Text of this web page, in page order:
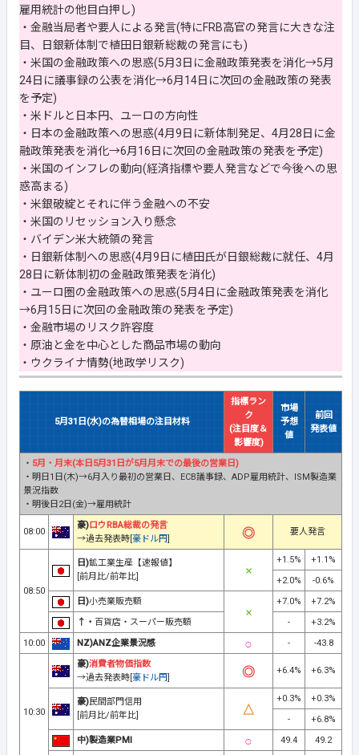
雇用統計の他目白押し)
・金融当局者や要人による発言(特にFRB高官の発言に大きな注
目、日銀新体制で植田日銀新総裁の発言にも)
・米国の金融政策への思惑(5月3日に金融政策発表を消化→5月
24日に議事録の公表を消化→6月14日に次回の金融政策の発表
を予定)
・米ドルと日本円、ユーロの方向性
・日本の金融政策への思惑(4月9日に新体制発足、4月28日に金
融政策発表を消化→6月16日に次回の金融政策の発表を予定)
・米国のインフレの動向(経済指標や要人発言などで今後への思
惑高まる)
・米銀破綻とそれに伴う金融への不安
・米国のリセッション入り懸念
・バイデン米大統領の発言
・日銀新体制への思惑(4月9日に植田氏が日銀総裁に就任、4月
28日に新体制初の金融政策発表を消化)
・ユーロ圏の金融政策への思惑(5月4日に金融政策発表を消化
→6月15日に次回の金融政策の発表を予定)
・金融市場のリスク許容度
・原油と金を中心とした商品市場の動向
・ウクライナ情勢(地政学リスク)
5月31日(水)の為替相場の注目材料
指標ラン
ク
(注目度＆
影響度)
市場
予想
値
前回
発表値
・ 5月・月末(本日5月31日が5月月末での最後の営業日)
・明日1日(木)→6月入り最初の営業日、ECB議事録、ADP雇用統計、ISM製造業
景況指数
・明後日2日(金)→雇用統計
08:00
豪) ロウRBA総裁の発言
→過去発表時[ 豪ドル円
要人発言
08:50
日)鉱工業生産【速報値】
[前月比/前年比]
+1.5%
+1.1%
+2.0%
-0.6%
日)小売業販売額 +7.0%
+7.2%
↑・ 百貨店・スーパー販売額 -
+3.2%
10:00
NZ)ANZ企業景況感 - -43.8
10:30
豪)消費者物価指数
→過去発表時[ 豪ドル円
+6.4% +6.3%
豪)民間部門信用
[前月比/前年比]
+0.3%
+0.3%
-
+6.8%
中)製造業PMI
49.4
49.2